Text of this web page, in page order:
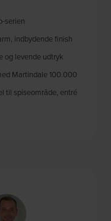
serien
indbydende finish
og levende udtryk
Martindale 100.000
til spiseområde, entré